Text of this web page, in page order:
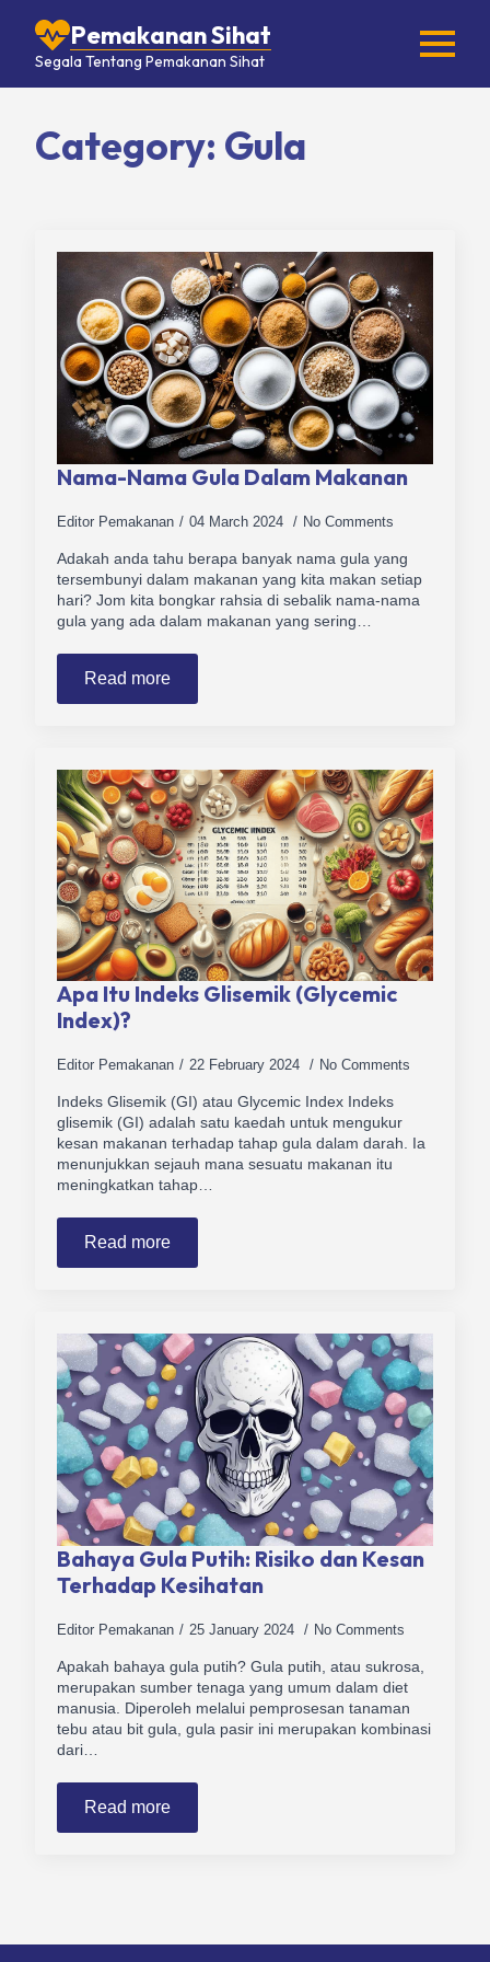
Pemakanan Sihat
Segala Tentang Pemakanan Sihat
Category: Gula
Nama-Nama Gula Dalam Makanan
Editor Pemakanan 04 March 2024 No Comments
Adakah anda tahu berapa banyak nama gula yang
tersembunyi dalam makanan yang kita makan setiap
hari? Jom kita bongkar rahsia di sebalik nama-nama
gula yang ada dalam makanan yang sering…
Read more
Apa Itu Indeks Glisemik (Glycemic
Index)?
Editor Pemakanan 22 February 2024 No Comments
Indeks Glisemik (GI) atau Glycemic Index Indeks
glisemik (GI) adalah satu kaedah untuk mengukur
kesan makanan terhadap tahap gula dalam darah. Ia
menunjukkan sejauh mana sesuatu makanan itu
meningkatkan tahap…
Read more
Bahaya Gula Putih: Risiko dan Kesan
Terhadap Kesihatan
Editor Pemakanan 25 January 2024 No Comments
Apakah bahaya gula putih? Gula putih, atau sukrosa,
merupakan sumber tenaga yang umum dalam diet
manusia. Diperoleh melalui pemprosesan tanaman
tebu atau bit gula, gula pasir ini merupakan kombinasi
dari…
Read more